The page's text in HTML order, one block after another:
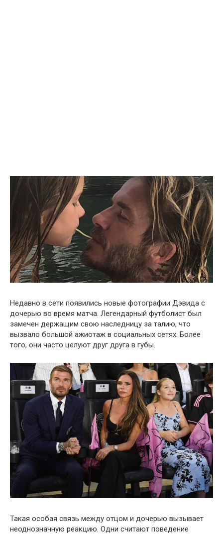
Недавно в сети появились новые фотографии Дэвида с
дочерью во время матча. Легендарный футболист был
замечен держащим свою наследницу за талию, что
вызвало большой ажиотаж в социальных сетях. Более
того, они часто целуют друг друга в губы.
Такая особая связь между отцом и дочерью вызывает
неоднозначную реакцию. Одни считают поведение